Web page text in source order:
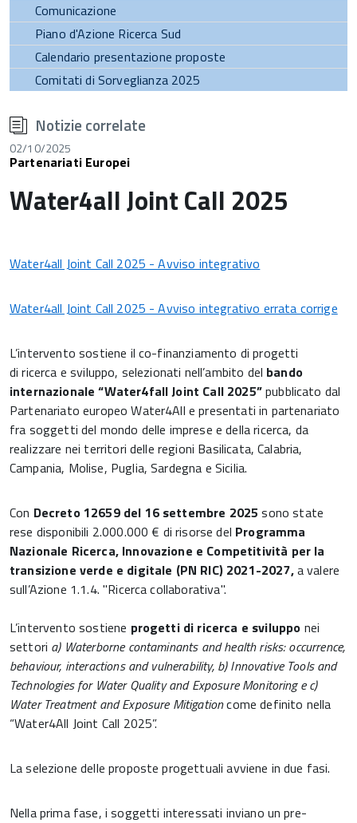
Comunicazione
Piano d'Azione Ricerca Sud
Calendario presentazione proposte
Comitati di Sorveglianza 2025
all'inizio
del
contenuto
Notizie correlate
02/10/2025
Partenariati Europei
Water4all Joint Call 2025
Water4all Joint Call 2025 - Avviso integrativo
Water4all Joint Call 2025 - Avviso integrativo errata corrige
L’intervento sostiene il co-finanziamento di progetti
di ricerca e sviluppo, selezionati nell’ambito del bando
internazionale “Water4fall Joint Call 2025”pubblicato dal
Partenariato europeo Water4All e presentati in partenariato
fra soggetti del mondo delle imprese e della ricerca, da
realizzare nei territori delle regioni Basilicata, Calabria,
Campania, Molise, Puglia, Sardegna e Sicilia.
Con Decreto 12659 del 16 settembre 2025 sono state
rese disponibili 2.000.000 € di risorse del Programma
Nazionale Ricerca, Innovazione e Competitività per la
transizione verde e digitale (PN RIC) 2021-2027,a valere
sull’Azione 1.1.4. "Ricerca collaborativa".
L’intervento sostiene progetti di ricerca e sviluppo nei
settori a) Waterborne contaminants and health risks: occurrence,
behaviour, interactions and vulnerability, b) Innovative Tools and
Technologies for Water Quality and Exposure Monitoring e c)
Water Treatment and Exposure Mitigationcome definito nella
“Water4All Joint Call 2025”.
La selezione delle proposte progettuali avviene in due fasi.
Nella prima fase, i soggetti interessati inviano un pre-